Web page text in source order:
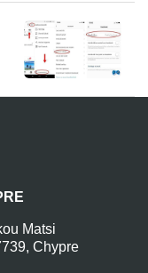
Matsi
Chypre